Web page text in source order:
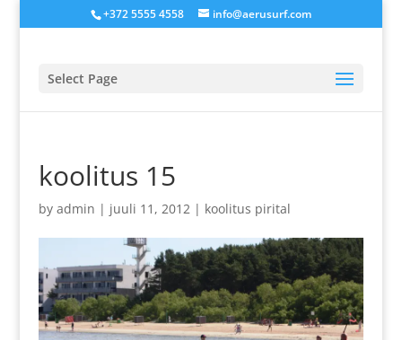
+372 5555 4558 info@aerusurf.com
Select Page
koolitus 15
by admin | juuli 11, 2012| koolitus pirital